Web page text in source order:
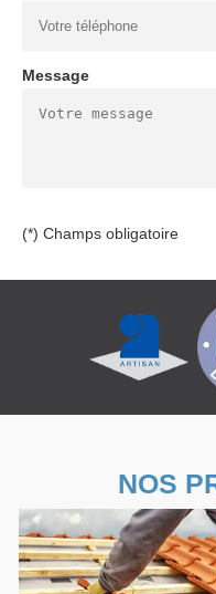
Message
(*) Champs obligatoire
NOS